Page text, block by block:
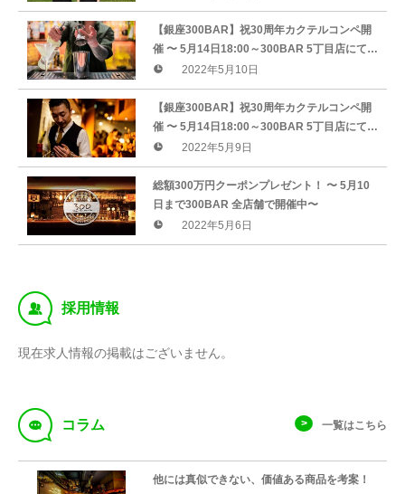
【銀座300BAR】祝30周年カクテルコンペ開
催 〜 5月14日18:00～300BAR 5丁目店にてス
タート〜2022年5月10日
【銀座300BAR】祝30周年カクテルコンペ開
催 〜 5月14日18:00～300BAR 5丁目店にてス
タート〜2022年5月9日
総額300万円クーポンプレゼント！ 〜 5月10
日まで300BAR 全店舗で開催中〜
2022年5月6日
‰ 採用情報
現在求人情報の掲載はございません。
f コラム 一覧はこちら
他には真似できない、価値ある商品を考案！